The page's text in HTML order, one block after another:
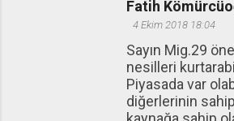
Fatih
4 Ekim 2018 18:04
Sayın Mig.29
nesilleri
Piyasada var
diğerlerinin